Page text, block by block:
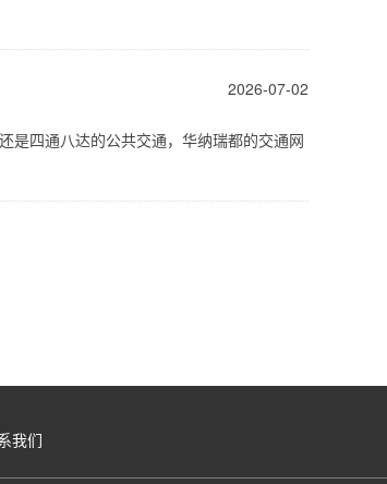
2026-07-02
是四通八达的公共交通，华纳瑞都的交通网
我们